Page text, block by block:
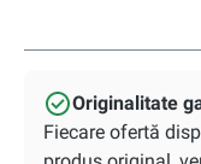
Originalitate
Fiecare ofertă